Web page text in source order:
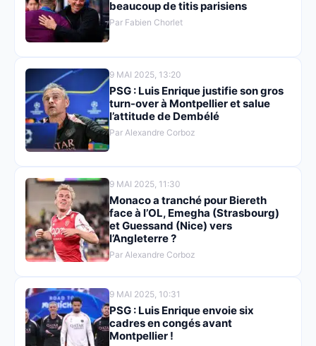
beaucoup de titis parisiens
Par Fabien Chorlet
9 MAI 2025, 13:20
PSG : Luis Enrique justifie son gros
turn-over à Montpellier et salue
l’attitude de Dembélé
Par Alexandre Corboz
9 MAI 2025, 11:30
Monaco a tranché pour Biereth
face à l’OL, Emegha (Strasbourg)
et Guessand (Nice) vers
l’Angleterre ?
Par Alexandre Corboz
9 MAI 2025, 10:31
PSG : Luis Enrique envoie six
cadres en congés avant
Montpellier !